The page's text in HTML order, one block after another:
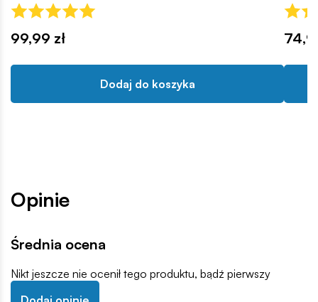
99,99 zł
Dodaj do koszyka
Opinie
Średnia ocena
Nikt jeszcze nie ocenił tego produktu, bądź pierwszy